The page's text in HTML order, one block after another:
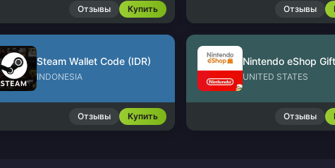
Отзывы Купить Отзывы
Steam Wallet Code (IDR)
INDONESIA
Отзывы Купить
UNITED STATES
Отзывы